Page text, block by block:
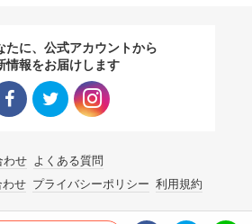
たに、公式アカウントから
情報をお届けします
ク ク
わせ よくある質問
わせ プライバシーポリシー 利用規約